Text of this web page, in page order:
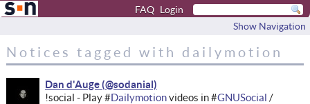
FAQ Login
Show Navigation
Notices tagged with dailymotion
Dan d'Auge
!social - Play #Dailymotionvideos in #GNUSocial /